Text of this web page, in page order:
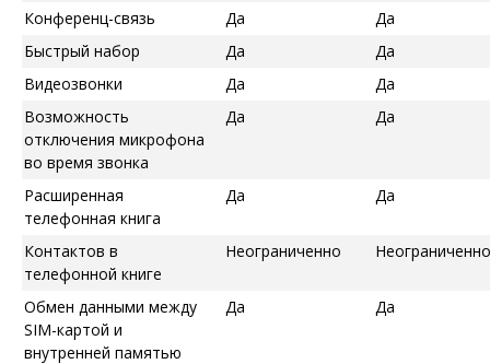
Конференц-связь
Да
Да
Быстрый набор
Да
Да
Видеозвонки
Да
Да
Возможность
отключения микрофона
во время звонка
Да Да
Расширенная
телефонная книга
Да Да
Контактов в
телефонной книге
Неограниченно Неограниченно
Обмен данными между
SIM-картой и
внутренней памятью
Да Да